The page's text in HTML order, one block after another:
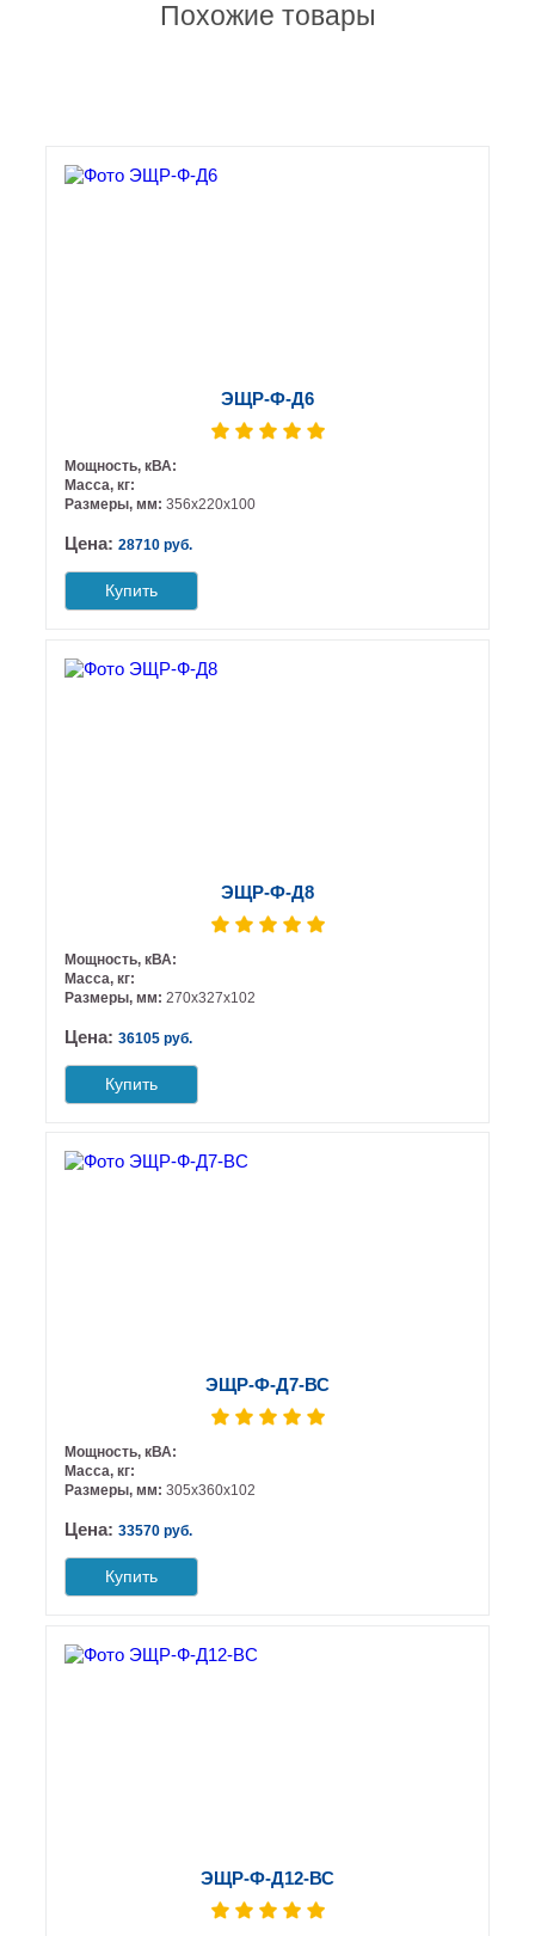
Похожие товары
ЭЩР-Ф-Д6
Мощность, кВА:
Масса, кг:
Размеры, мм: 356х220х100
Цена: 28710 руб.
Купить
ЭЩР-Ф-Д8
Мощность, кВА:
Масса, кг:
Размеры, мм: 270х327х102
Цена: 36105 руб.
Купить
ЭЩР-Ф-Д7-ВС
Мощность, кВА:
Масса, кг:
Размеры, мм: 305х360х102
Цена: 33570 руб.
Купить
ЭЩР-Ф-Д12-ВС